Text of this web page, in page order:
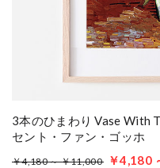
3本のひまわり Vase With
セント・ファン・ゴッホ
￥4,180 ～ ￥11,000 ￥4,180